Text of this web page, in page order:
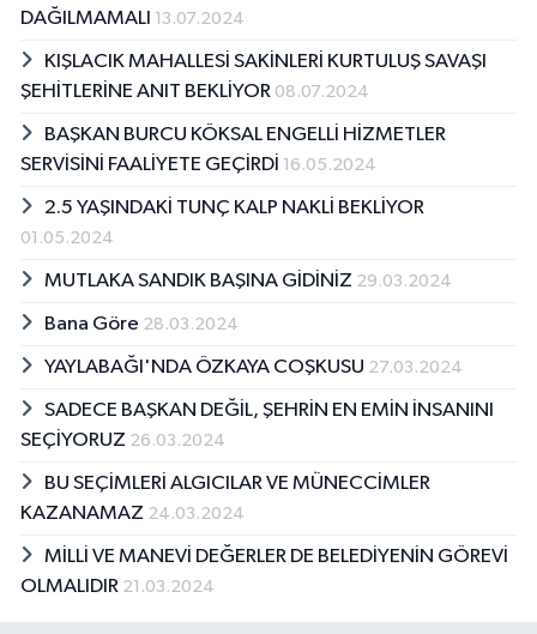
DAĞILMAMALI 13.07.2024
KIŞLACIK MAHALLESİ SAKİNLERİ KURTULUŞ SAVAŞI
ŞEHİTLERİNE ANIT BEKLİYOR 08.07.2024
BAŞKAN BURCU KÖKSAL ENGELLİ HİZMETLER
SERVİSİNİ FAALİYETE GEÇİRDİ 16.05.2024
2.5 YAŞINDAKİ TUNÇ KALP NAKLİ BEKLİYOR
01.05.2024
MUTLAKA SANDIK BAŞINA GİDİNİZ 29.03.2024
Bana Göre 28.03.2024
YAYLABAĞI'NDA ÖZKAYA COŞKUSU 27.03.2024
SADECE BAŞKAN DEĞİL, ŞEHRİN EN EMİN İNSANINI
SEÇİYORUZ 26.03.2024
BU SEÇİMLERİ ALGICILAR VE MÜNECCİMLER
KAZANAMAZ 24.03.2024
MİLLİ VE MANEVİ DEĞERLER DE BELEDİYENİN GÖREVİ
OLMALIDIR 21.03.2024